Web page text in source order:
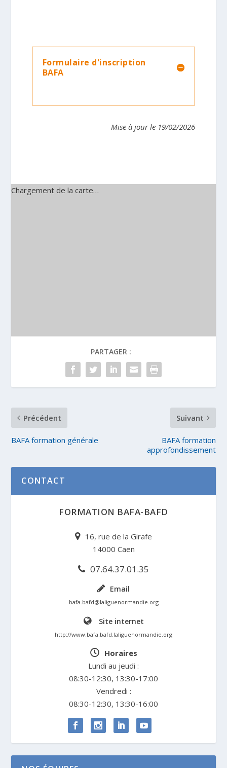
Formulaire d'inscription
BAFA
Mise à jour le 19/02/2026
Chargement de la carte…
PARTAGER :
Précédent
BAFA formation générale
Suivant
BAFA formation
approfondissement
CONTACT
FORMATION BAFA-BAFD
16, rue de la Girafe
14000 Caen
07.64.37.01.35
Email
bafa.bafd@laliguenormandie.org
Site internet
http://www.bafa.bafd.laliguenormandie.org
Horaires
Lundi au jeudi :
08:30-12:30, 13:30-17:00
Vendredi :
08:30-12:30, 13:30-16:00